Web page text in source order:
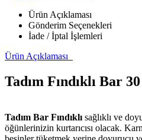
Ürün Açıklaması
Gönderim Seçenekleri
İade / İptal İşlemleri
Ürün Açıklaması
Tadım Fındıklı Bar
Tadım Bar Fındıklı sağlıklı ve
öğünlerinizin kurtarıcısı olacak.